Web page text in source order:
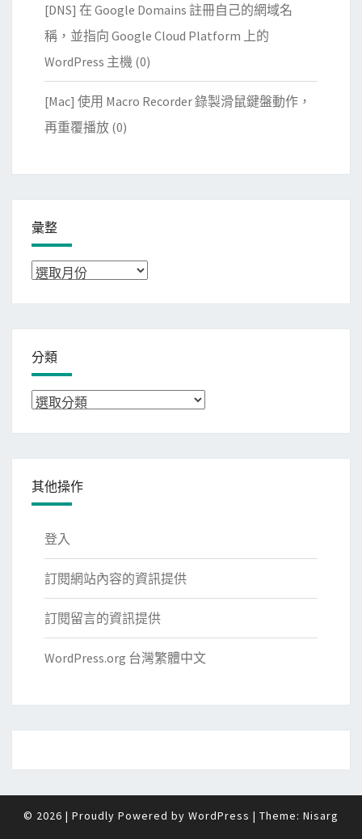
[DNS] 在 Google Domains 註冊自己的網域名
稱，並指向 Google Cloud Platform 上的
WordPress 主機 (0)
[Mac] 使用 Macro Recorder 錄製滑鼠鍵盤動作，
再重覆播放 (0)
彙整
彙
分類
分
其他操作
登入
訂閱網站內容的資訊提供
訂閱留言的資訊提供
WordPress.org 台灣繁體中文
© 2026 | Proudly Powered by WordPress | Theme: Nisarg